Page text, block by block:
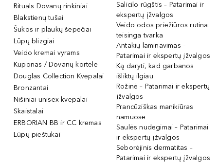
Rituals Dovanų rinkiniai
Blakstienų tušai
Šukos ir plaukų šepečiai
Lūpų blizgiai
Veido kremai vyrams
Kuponas / Dovanų kortelė
Douglas Collection Kvepalai
Bronzantai
Nišiniai unisex kvepalai
Skaistalai
ERBORIAN BB ir CC kremas
Lūpų pieštukai
Salicilo rūgštis – Patarimai ir
ekspertų įžvalgos
Veido odos priežiūros rutina:
teisinga tvarka
Antakių laminavimas –
Patarimai ir ekspertų įžvalgos
Ką daryti, kad garbanos
išliktų ilgiau
Rožinė – Patarimai ir ekspertų
įžvalgos
Prancūziškas manikiūras
namuose
Saulės nudegimai – Patarimai
ir ekspertų įžvalgos
Seborėjinis dermatitas –
Patarimai ir ekspertų įžvalgos